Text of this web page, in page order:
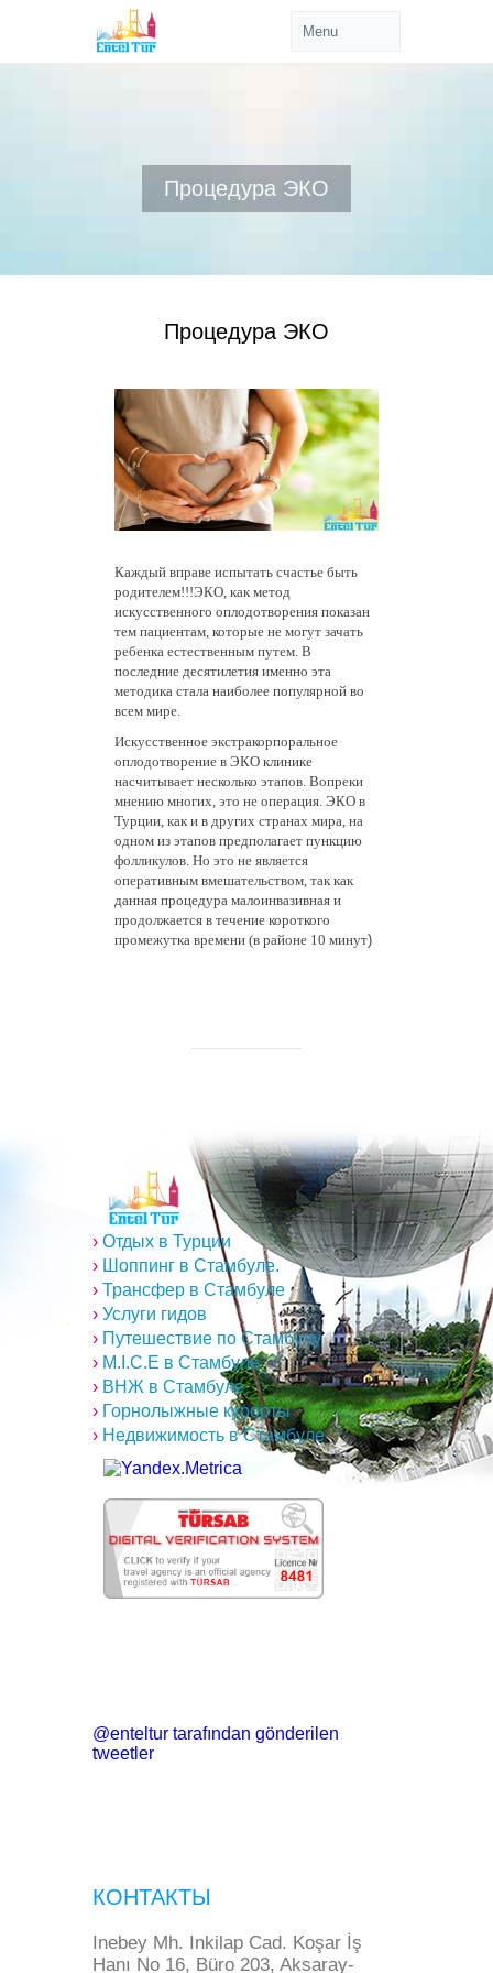
Процедура ЭКО
Процедура ЭКО
Каждый вправе испытать счастье быть
родителем!!!ЭКО, как метод
искусственного оплодотворения показан
тем пациентам, которые не могут зачать
ребенка естественным путем. В
последние десятилетия именно эта
методика стала наиболее популярной во
всем мире.
Искусственное экстракорпоральное
оплодотворение в ЭКО клинике
насчитывает несколько этапов. Вопреки
мнению многих, это не операция. ЭКО в
Турции, как и в других странах мира, на
одном из этапов предполагает пункцию
фолликулов. Но это не является
оперативным вмешательством, так как
данная процедура малоинвазивная и
продолжается в течение короткого
промежутка времени (в районе 10 минут)
› Отдых в Турции
› Шоппинг в Стамбуле.
› Трансфер в Стамбуле
› Услуги гидов
› Путешествие по Стамбулу
› M.I.C.E в Стамбуле
› ВНЖ в Стамбуле
› Горнолыжные курорты
› Недвижимость в Стамбуле
@enteltur tarafından gönderilen
tweetler
КОНТАКТЫ
Inebey Mh. Inkilap Cad. Koşar İş
Hanı No 16, Büro 203, Aksaray-